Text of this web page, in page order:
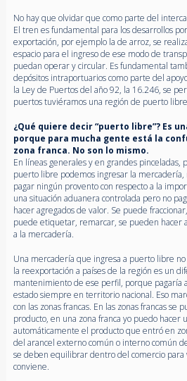
No hay que olvidar que como parte del
El tren es fundamental para los desarrollos
exportación, por ejemplo la de arroz, se
espacio para el ingreso de ese modo de
puedan operar y circular. Es fundamental
depósitos intraportuarios como parte del
la Ley de Puertos del año 92, la 16.246, se
puertos tuviéramos una región de puerto
¿Qué quiere decir “puerto libre”? Es
porque para mucha gente está la
zona franca. No son lo mismo.
En líneas generales y en grandes pinceladas,
puerto libre podemos ingresar la
pagar ningún provento con respecto a la
una situación aduanera controlada pero no
hacer agregados de valor. Se puede
puede etiquetar, remarcar, se pueden hacer
a la mercadería.
Una mercadería que ingresa a puerto libre
la reexportación a países de la región es un
mantenimiento de ese perfil, porque pagaría
estado siempre en territorio nacional. Eso
con las zonas francas. En las zonas francas
producto, en una zona franca yo puedo hacer
automáticamente el producto que entró en
del arancel externo común o interno común
se deben equilibrar dentro del comercio para
conviene.